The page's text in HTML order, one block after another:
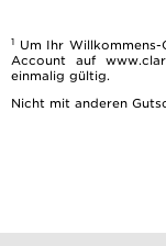
1 Um Ihr Willkommens-
Account auf
einmalig gültig.
Nicht mit anderen